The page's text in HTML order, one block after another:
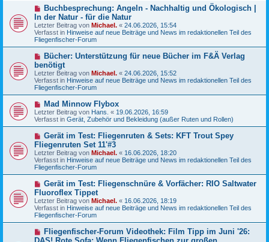
g
e
t
r
a
g
N
u
e
r
B
e
t
r
a
g
Buchbesprechung: Angeln - Nachhaltig und Ökologisch |
In der Natur - für die Natur
Letzter Beitrag von Michael. « 24.06.2026, 15:54
Verfasst in Hinweise auf neue Beiträge und News im redaktionellen Teil des
Fliegenfischer-Forum
N
u
e
r
B
e
t
r
a
g
Bücher: Unterstützung für neue Bücher im F&Ä Verlag
benötigt
Letzter Beitrag von Michael. « 24.06.2026, 15:52
Verfasst in Hinweise auf neue Beiträge und News im redaktionellen Teil des
Fliegenfischer-Forum
N
e
u
e
B
e
i
t
r
a
g
Mad Minnow Flybox
Letzter Beitrag von Hans. « 19.06.2026, 16:59
Verfasst in Gerät, Zubehör und Bekleidung (außer Ruten und Rollen)
N
e
u
e
r
B
e
t
r
a
g
Gerät im Test: Fliegenruten & Sets: KFT Trout Spey
Fliegenruten Set 11'#3
Letzter Beitrag von Michael. « 16.06.2026, 18:20
Verfasst in Hinweise auf neue Beiträge und News im redaktionellen Teil des
Fliegenfischer-Forum
N
u
e
r
B
e
t
Gerät im Test: Fliegenschnüre & Vorfächer: RIO Saltwater
Fluoroflex Tippet
Letzter Beitrag von Michael. « 16.06.2026, 18:19
Verfasst in Hinweise auf neue Beiträge und News im redaktionellen Teil des
Fliegenfischer-Forum
N
e
Fliegenfischer-Forum Videothek: Film Tipp im Juni '26: